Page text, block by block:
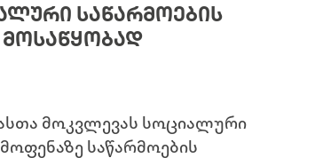
ᲡᲐᲬᲐᲠᲛᲝᲔᲑᲘᲡ
ᲛᲝᲡᲐᲬᲧᲝᲑᲐᲓ
მოკვლევას სოციალური
საწარმოების